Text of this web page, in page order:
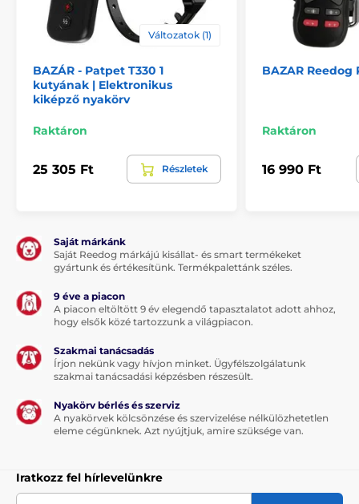
automatikusan azon a szinten indítja a korrekciót,
melyre a kutyának szüksége van.
Korrekció típusa
nyakörv permetet fecskendez a kutya orra
számára. A töltet megközelítőleg 30 - 40 adagot
tartalmaz.
A PetSafe Big Dog Spray ugatásgátló
nyakörv cserélhető 6V, RFA188 típusú
élettartama aktív használat mellett körülbelül 3 - 6
hónap, használattól függően.
Vízállóság
A PetSafe Big Dog Spray ugatásgátló
esőzés vagy havazás.
Változatok (1)
BAZÁR - Patpet T330 1
kutyának | Elektronikus
kiképző nyakörv
Raktáron
25 305 Ft Részletek
BAZAR Reedog
Raktáron
16 990 Ft
Saját márkánk
Saját Reedog márkájú kisállat- és smart termékeket
gyártunk és értékesítünk. Termékpalettánk széles.
9 éve a piacon
A piacon eltöltött 9 év elegendő tapasztalatot adott ahhoz,
hogy elsők közé tartozzunk a világpiacon.
Szakmai tanácsadás
Írjon nekünk vagy hívjon minket. Ügyfélszolgálatunk
szakmai tanácsadási képzésben részesült.
Nyakörv bérlés és szerviz
A nyakörvek kölcsönzése és szervizelése nélkülözhetetlen
eleme cégünknek. Azt nyújtjuk, amire szüksége van.
Iratkozz fel hírlevelünkre